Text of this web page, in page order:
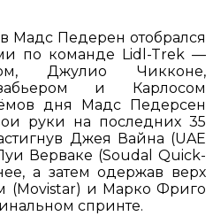
Мадс Педерен отобрался
по команде Lidl-Trek —
Джулио Чикконе,
и Карлосом
дня Мадс Педерсен
руки на последних 35
Джея Вайна (UAE
Верваке (Soudal Quick-
а затем одержав верх
(Movistar) и Марко Фриго
спринте.